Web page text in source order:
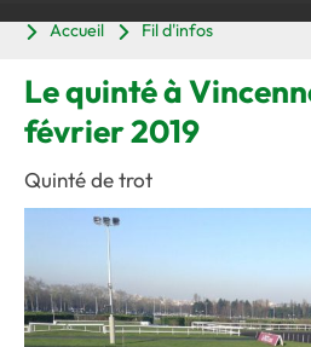
Accueil
Fil d'infos
Le quinté à
février 2019
Quinté de trot